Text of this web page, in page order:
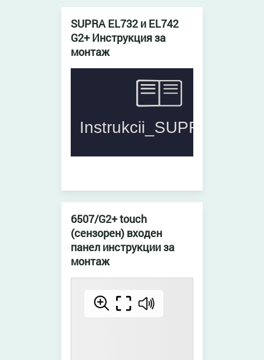
SUPRA EL732 и EL742
G2+ Инструкция за
монтаж
6507/G2+ touch
(сензорен) входен
панел инструкции за
монтаж